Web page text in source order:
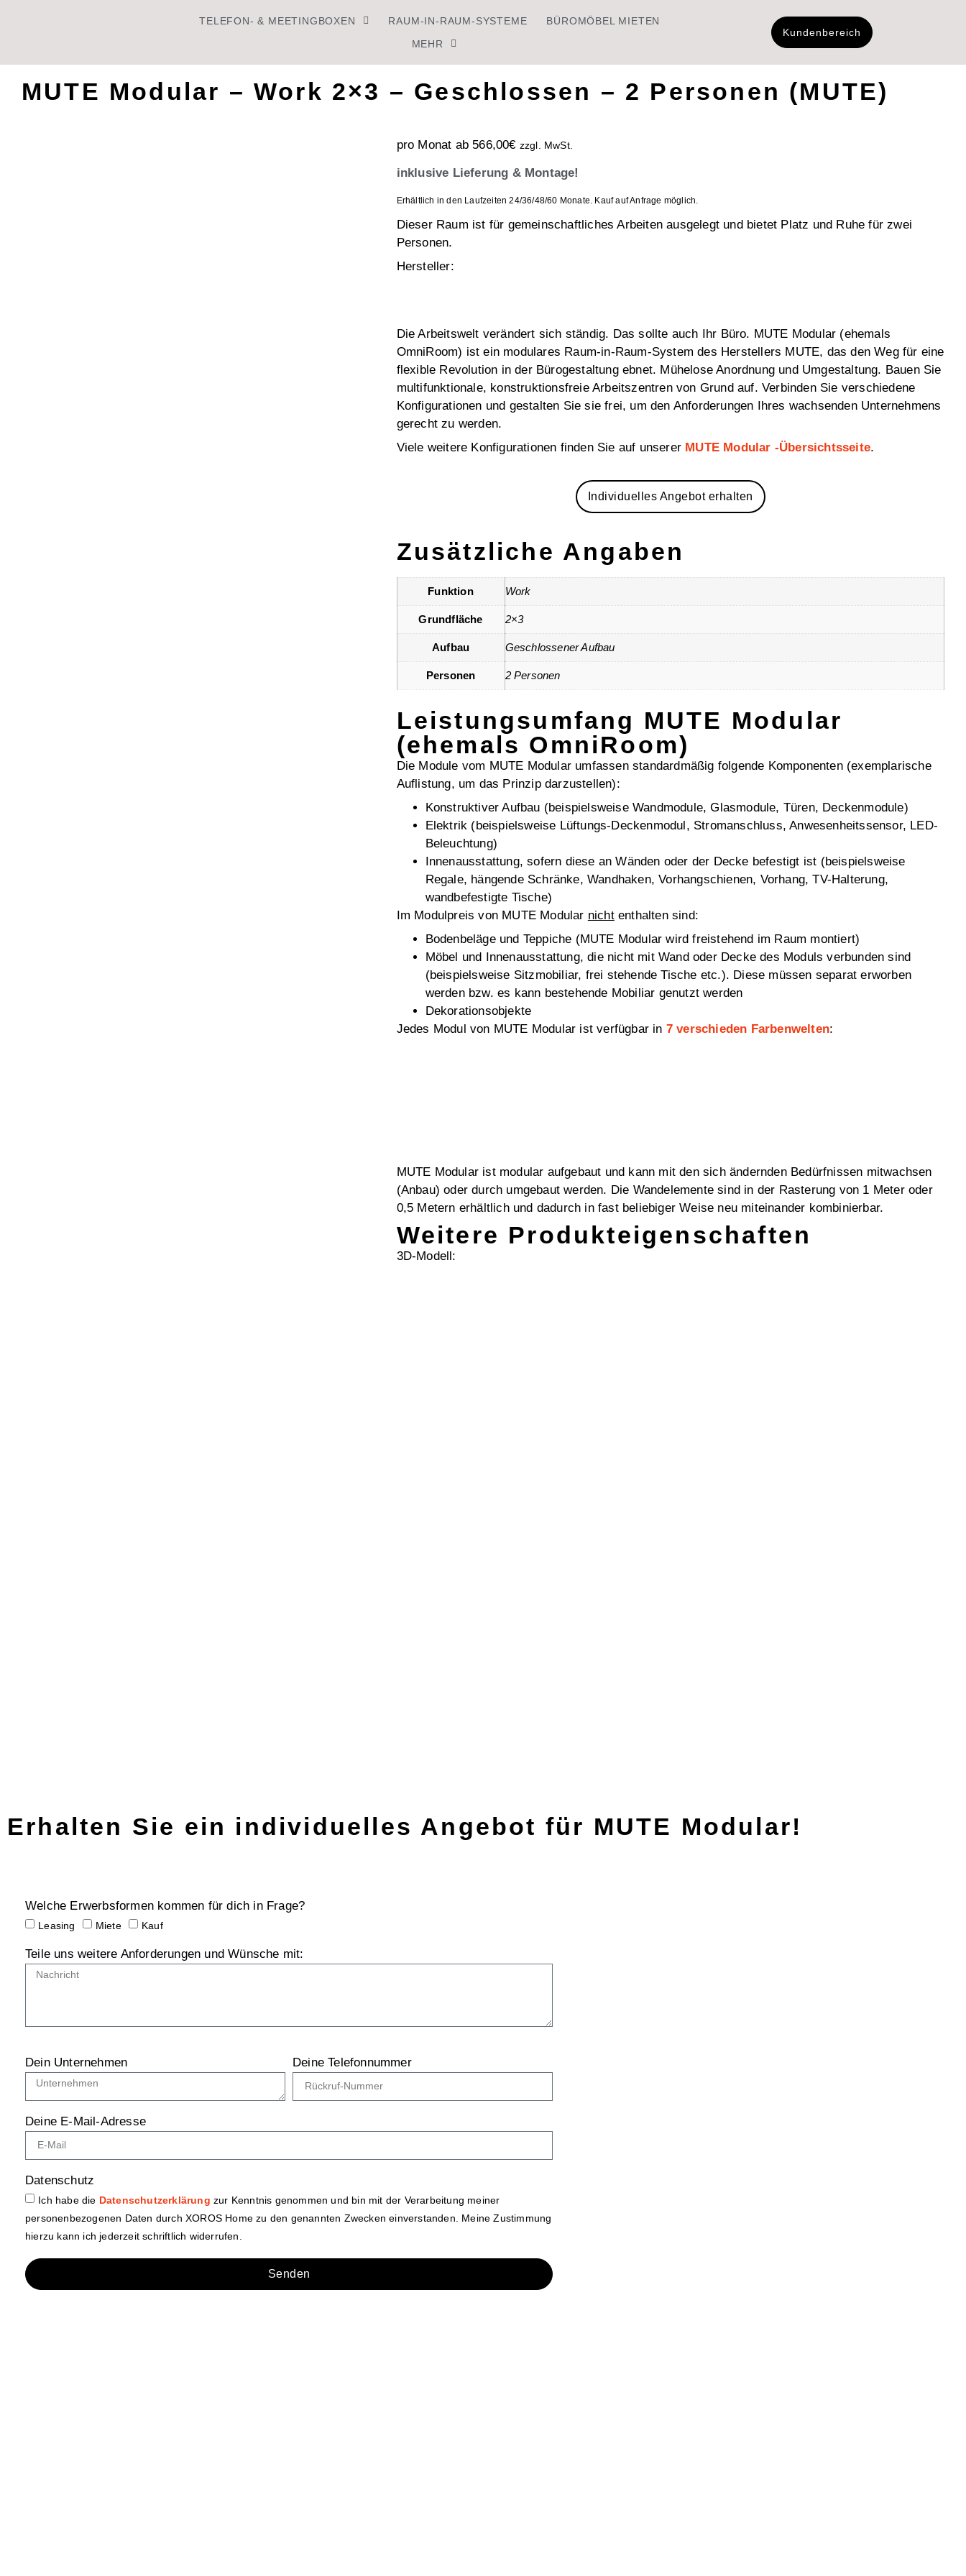
TELEFON- & MEETINGBOXEN RAUM-IN-RAUM-SYSTEME
BÜROMÖBEL MIETEN
MEHR
Kundenbereich
MUTE Modular – Work 2×3 – Geschlossen – 2 Personen (MUTE)
pro Monat ab 566,00€ zzgl. MwSt.
inklusive Lieferung & Montage!
Erhältlich in den Laufzeiten 24/36/48/60 Monate. Kauf auf Anfrage möglich.
Dieser Raum ist für gemeinschaftliches Arbeiten ausgelegt und bietet Platz und Ruhe für zwei
Personen.
Hersteller:
Die Arbeitswelt verändert sich ständig. Das sollte auch Ihr Büro. MUTE Modular (ehemals
OmniRoom) ist ein modulares Raum-in-Raum-System des Herstellers MUTE, das den Weg für eine
flexible Revolution in der Bürogestaltung ebnet. Mühelose Anordnung und Umgestaltung. Bauen Sie
multifunktionale, konstruktionsfreie Arbeitszentren von Grund auf. Verbinden Sie verschiedene
Konfigurationen und gestalten Sie sie frei, um den Anforderungen Ihres wachsenden Unternehmens
gerecht zu werden.
Viele weitere Konfigurationen finden Sie auf unserer MUTE Modular -Übersichtsseite.
Individuelles Angebot erhalten
Zusätzliche Angaben
Funktion Work
Grundfläche 2×3
Aufbau Geschlossener Aufbau
Personen 2 Personen
Leistungsumfang MUTE Modular
(ehemals OmniRoom)
Die Module vom MUTE Modular umfassen standardmäßig folgende Komponenten (exemplarische
Auflistung, um das Prinzip darzustellen):
Konstruktiver Aufbau (beispielsweise Wandmodule, Glasmodule, Türen, Deckenmodule)
Elektrik (beispielsweise Lüftungs-Deckenmodul, Stromanschluss, Anwesenheitssensor, LED-
Beleuchtung)
Innenausstattung, sofern diese an Wänden oder der Decke befestigt ist (beispielsweise
Regale, hängende Schränke, Wandhaken, Vorhangschienen, Vorhang, TV-Halterung,
wandbefestigte Tische)
Im Modulpreis von MUTE Modular nichtenthalten sind:
Bodenbeläge und Teppiche (MUTE Modular wird freistehend im Raum montiert)
Möbel und Innenausstattung, die nicht mit Wand oder Decke des Moduls verbunden sind
(beispielsweise Sitzmobiliar, frei stehende Tische etc.). Diese müssen separat erworben
werden bzw. es kann bestehende Mobiliar genutzt werden
Dekorationsobjekte
Jedes Modul von MUTE Modular ist verfügbar in 7 verschieden Farbenwelten:
MUTE Modular ist modular aufgebaut und kann mit den sich ändernden Bedürfnissen mitwachsen
(Anbau) oder durch umgebaut werden. Die Wandelemente sind in der Rasterung von 1 Meter oder
0,5 Metern erhältlich und dadurch in fast beliebiger Weise neu miteinander kombinierbar.
Weitere Produkteigenschaften
3D-Modell:
Erhalten Sie ein individuelles Angebot für MUTE Modular!
Welche Erwerbsformen kommen für dich in Frage?
Leasing Miete Kauf
Teile uns weitere Anforderungen und Wünsche mit:
Dein Unternehmen Deine Telefonnummer
Deine E-Mail-Adresse
Datenschutz
Ich habe die Datenschutzerklärung zur Kenntnis genommen und bin mit der Verarbeitung meiner
personenbezogenen Daten durch XOROS Home zu den genannten Zwecken einverstanden. Meine Zustimmung
hierzu kann ich jederzeit schriftlich widerrufen.
Senden